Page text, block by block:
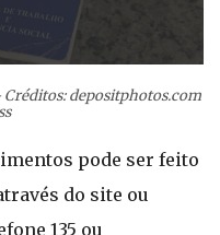
depositphotos.com
pode ser feito
do site ou
135 ou